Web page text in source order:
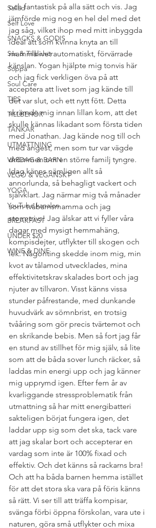
Sallad
Self Love
SNACKS & GODIS
Sås & Tillbehör
Soppa
Soul Care
TIPS
TILLBEHÖR
TANKAR
UTMATTNING
VARDAG & BARN
VEGO & VEGANSKT
YOGA
YouTube kanalen
BREAKFAST
UNDER $20
WINE & DINE
och fantastisk på alla sätt och vis. Jag
jämförde mig nog en hel del med det
jag såg, vilket ihop med mitt inbyggda
ideal att som kvinna knyta an till
mammalivet automatiskt, förvärrade
känslan. Yogan hjälpte mig tonvis här
och jag fick verkligen öva på att
acceptera att livet som jag kände till
det var slut, och ett nytt fött. Detta
skrämde mig innan lillan kom, att det
skulle kännas likadant som första tiden
med Jonathan. Jag kände nog till och
med ångest, men som tur var vägde
drömmen om en större familj tyngre.
Idag känns nämligen allt så
annorlunda, så behagligt vackert och
självklart. Jag närmar mig två månader
som tvåbarnsmamma och jag
stormtrivs! Jag älskar att vi fyller våra
dagar med mysigt hemmahäng,
kompisdejter, utflykter till skogen och
lek. Någonting skedde inom mig, min
kvot av tålamod utvecklades, mina
effektivitetskrav skalades bort och jag
njuter av tillvaron. Visst känns vissa
stunder påfrestande, med dunkande
huvudvärk av sömnbrist, en trotsig
tvååring som gör precis tvärtemot och
en skrikande bebis. Men så fort jag får
en stund av stillhet för mig själv, så lite
som att de båda sover lunch räcker, så
laddas min energi upp och jag känner
mig upprymd igen. Efter fem år av
kvarliggande stressproblematik från
utmattning så har mitt energibatteri
sakteligen börjat fungera igen, det
laddar upp sig som det ska, tack vare
att jag skalar bort och accepterar en
vardag som inte är 100% fixad och
effektiv. Och det känns så rackarns bra!
Och att ha båda barnen hemma istället
för att det stora ska vara på föris känns
så rätt. Vi ser till att träffa kompisar,
svänga förbi öppna förskolan, vara ute i
naturen, göra små utflykter och mixa